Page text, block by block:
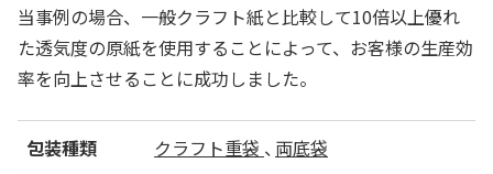
当事例の場合、一般クラフト紙と比較して10倍以上優れ
た透気度の原紙を使用することによって、お客様の生産効
率を向上させることに成功しました。
包装種類 クラフト重袋 両底袋